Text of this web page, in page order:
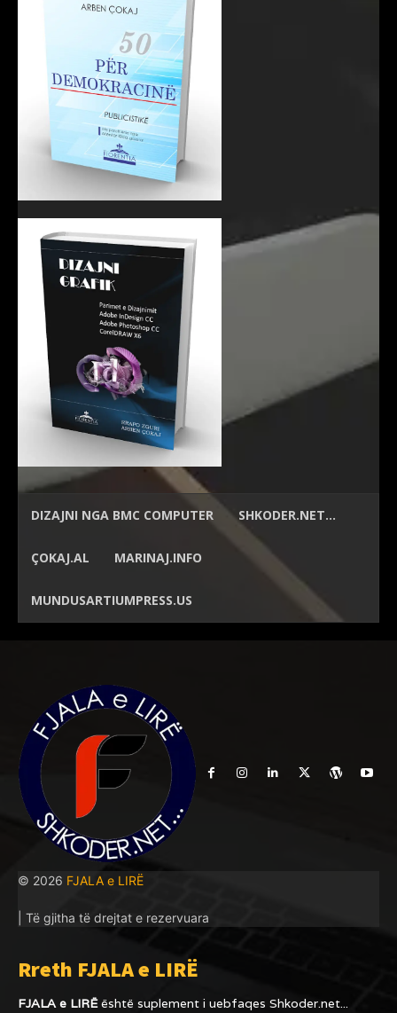
DIZAJNI NGA BMC COMPUTER SHKODER.NET…
ÇOKAJ.AL MARINAJ.INFO
MUNDUSARTIUMPRESS.US
© 2026 FJALA e LIRË
| Të gjitha të drejtat e rezervuara
Rreth FJALA e LIRË
FJALA e LIRËështë suplement i uebfaqes Shkoder.net...